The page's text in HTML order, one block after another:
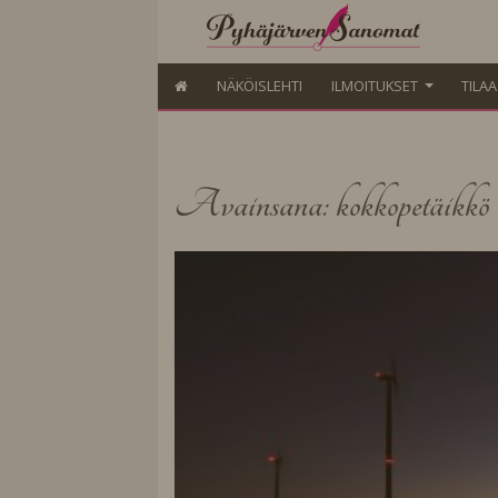
NÄKÖISLEHTI ILMOITUKSET
Avainsana: kokkopetäikkö